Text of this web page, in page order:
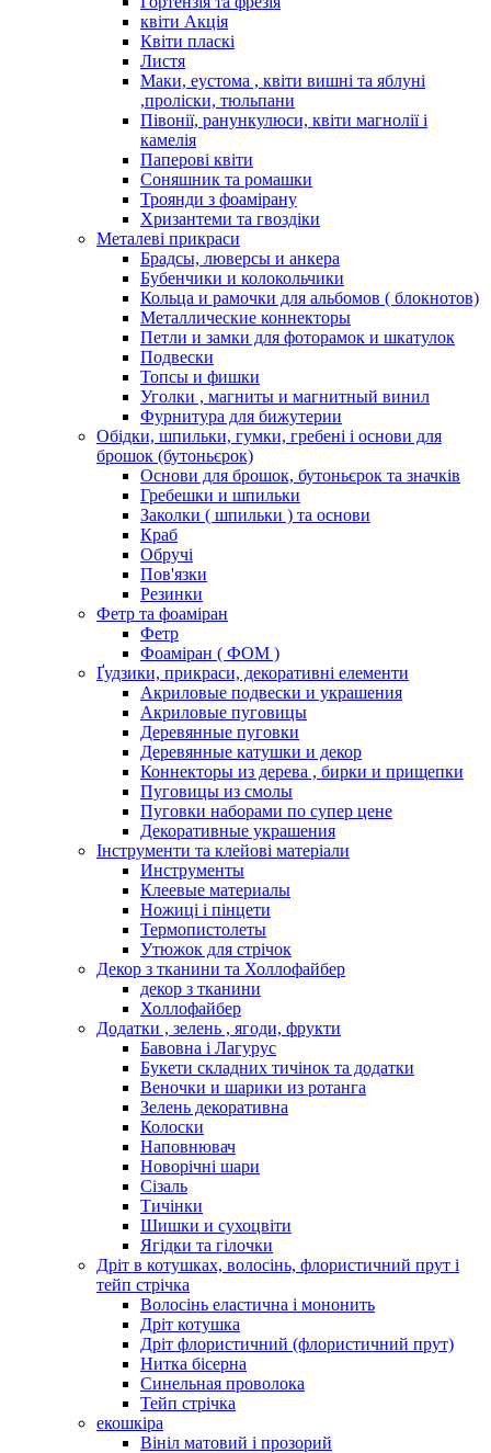
квіти Акція
Квіти пласкі
Листя
Маки, еустома , квіти вишні та яблуні
,проліски, тюльпани
Півонії, ранункулюси, квіти магнолії і
камелія
Паперові квіти
Соняшник та ромашки
Троянди з фоамірану
Хризантеми та гвоздіки
Металеві прикраси
Брадсы, люверсы и анкера
Бубенчики и колокольчики
Кольца и рамочки для альбомов ( блокнотов)
Металлические коннекторы
Петли и замки для фоторамок и шкатулок
Подвески
Топсы и фишки
Уголки , магниты и магнитный винил
Фурнитура для бижутерии
Обідки, шпильки, гумки, гребені і основи для
брошок (бутоньєрок)
Основи для брошок, бутоньєрок та значків
Гребешки и шпильки
Заколки ( шпильки ) та основи
Краб
Обручі
Пов'язки
Резинки
Фетр та фоаміран
Фетр
Фоаміран ( ФОМ )
Ґудзики, прикраси, декоративні елементи
Акриловые подвески и украшения
Акриловые пуговицы
Деревянные пуговки
Деревянные катушки и декор
Коннекторы из дерева , бирки и прищепки
Пуговицы из смолы
Пуговки наборами по супер цене
Декоративные украшения
Інструменти та клейові матеріали
Инструменты
Клеевые материалы
Ножиці і пінцети
Термопистолеты
Утюжок для стрічок
Декор з тканини та Холлофайбер
декор з тканини
Холлофайбер
Додатки , зелень , ягоди, фрукти
Бавовна і Лагурус
Букети складних тичінок та додатки
Веночки и шарики из ротанга
Зелень декоративна
Колоски
Наповнювач
Новорічні шари
Сізаль
Тичінки
Шишки и сухоцвіти
Ягідки та гілочки
Дріт в котушках, волосінь, флористичний прут і
тейп стрічка
Волосінь еластична і мононить
Дріт котушка
Дріт флористичний (флористичний прут)
Нитка бісерна
Синельная проволока
Тейп стрічка
екошкіра
Вініл матовий і прозорий